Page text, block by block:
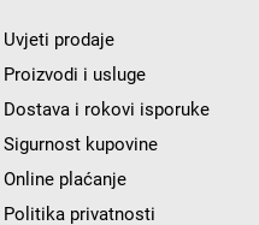
Uvjeti prodaje
Proizvodi i usluge
Dostava i rokovi isporuke
Sigurnost kupovine
Online plaćanje
Politika privatnosti